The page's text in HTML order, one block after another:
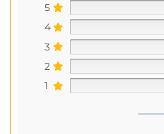
5
4
3
2
1